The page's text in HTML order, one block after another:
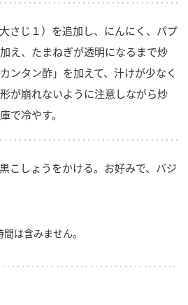
さじ１）を追加し、にんにく、パプ
え、たまねぎが透明になるまで炒
ンタン酢」を加えて、汁けが少なく
が崩れないように注意しながら炒
で冷やす。
こしょうをかける。お好みで、バジ
は含みません。